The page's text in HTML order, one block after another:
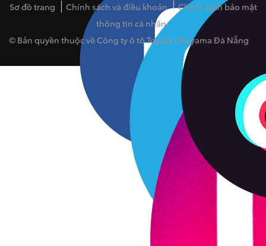
Sơ đồ trang Chính sách và điều khoản
Chính sách bảo mật
thông tin cá nhân
© Bản quyền thuộc về Công ty ô tô Toyota Okayama Đà Nẵng